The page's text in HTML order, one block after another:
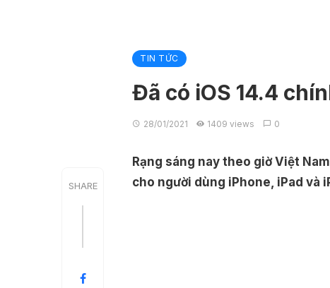
TIN TỨC
Đã có iOS 14.4
28/01/2021 1409 views 0
SHARE
Rạng sáng nay theo giờ Việt
cho người dùng iPhone, iPad và